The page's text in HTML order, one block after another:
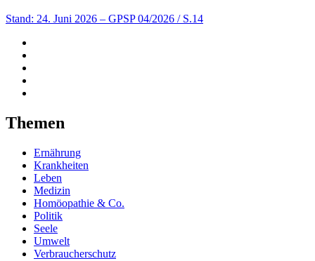
Stand: 24. Juni 2026 – GPSP 04/2026 / S.14
Themen
Ernährung
Krankheiten
Leben
Medizin
Homöopathie & Co.
Politik
Seele
Umwelt
Verbraucherschutz